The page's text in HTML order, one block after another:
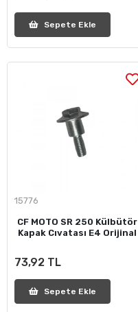
Sepete Ekle
15776
CF MOTO SR 250 Külbütör
Kapak Cıvatası E4 Orijinal
73,92 TL
Sepete Ekle